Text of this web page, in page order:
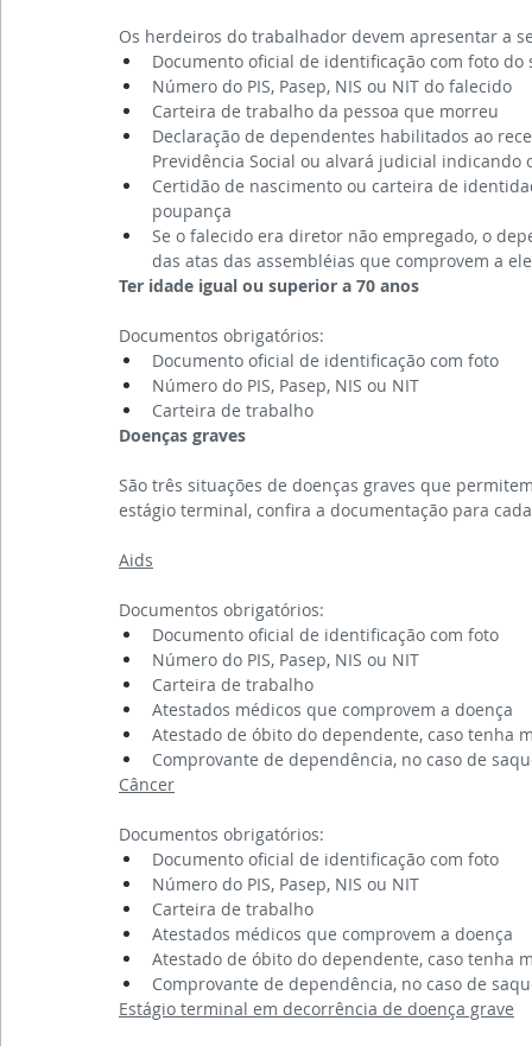
Os herdeiros do trabalhador devem apresentar a
Documento oficial de identificação com foto
Número do PIS, Pasep, NIS ou NIT do falecido
Carteira de trabalho da pessoa que morreu
Declaração de dependentes habilitados ao
Previdência Social ou alvará judicial
Certidão de nascimento ou carteira de
poupança
Se o falecido era diretor não empregado, o
das atas das assembléias que comprovem a
Ter idade igual ou superior a 70 anos
Documentos obrigatórios:
Documento oficial de identificação com foto
Número do PIS, Pasep, NIS ou NIT
Carteira de trabalho
Doenças graves
São três situações de doenças graves que
estágio terminal, confira a documentação para
Aids
Documentos obrigatórios:
Documento oficial de identificação com foto
Número do PIS, Pasep, NIS ou NIT
Carteira de trabalho
Atestados médicos que comprovem a doença
Atestado de óbito do dependente, caso tenha
Comprovante de dependência, no caso de
Câncer
Documentos obrigatórios:
Documento oficial de identificação com foto
Número do PIS, Pasep, NIS ou NIT
Carteira de trabalho
Atestados médicos que comprovem a doença
Atestado de óbito do dependente, caso tenha
Comprovante de dependência, no caso de
Estágio terminal em decorrência de doença grave